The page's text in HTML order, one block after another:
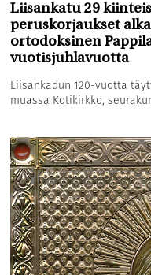
Liisankatu 29
peruskorjaukset
ortodoksinen
vuotisjuhlavuotta
Liisankadun 120-vuotta
muassa Kotikirkko,